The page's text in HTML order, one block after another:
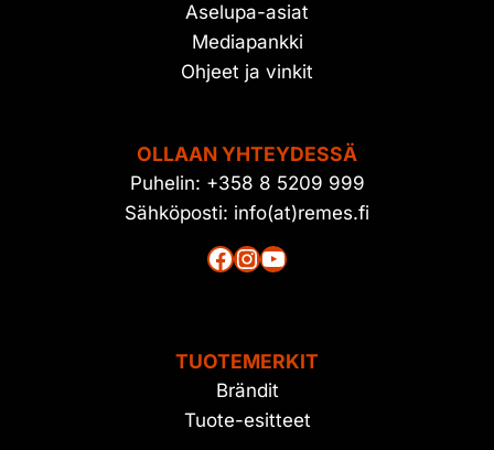
Aselupa-asiat
Mediapankki
Ohjeet ja vinkit
OLLAAN YHTEYDESSÄ
Puhelin: +358 8 5209 999
Sähköposti: info(at)remes.fi
Facebook
Instagram
YouTube
TUOTEMERKIT
Brändit
Tuote-esitteet